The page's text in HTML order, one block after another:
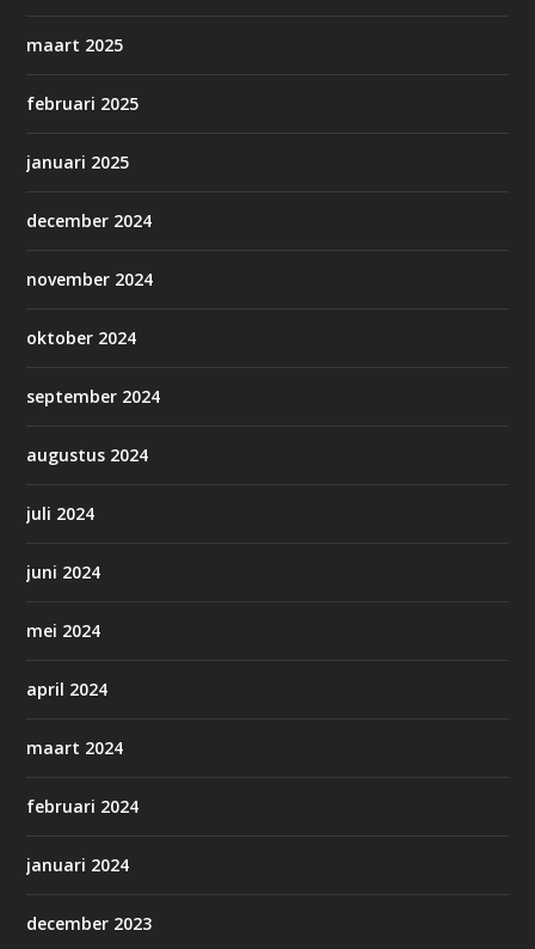
maart 2025
februari 2025
januari 2025
december 2024
november 2024
oktober 2024
september 2024
augustus 2024
juli 2024
juni 2024
mei 2024
april 2024
maart 2024
februari 2024
januari 2024
december 2023